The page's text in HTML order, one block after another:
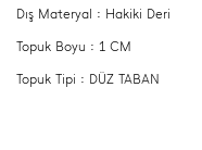
Dış Materyal : Hakiki Deri
Topuk Boyu : 1 CM
Topuk Tipi : DÜZ TABAN